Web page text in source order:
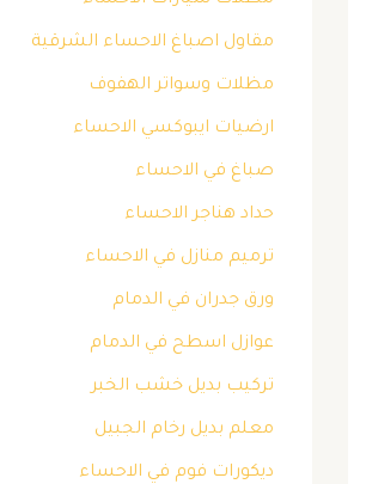
مقاول اصباغ الاحساء الشرقية
مظلات وسواتر الهفوف
ارضيات ايبوكسي الاحساء
صباغ في الاحساء
حداد هناجر الاحساء
ترميم منازل في الاحساء
ورق جدران في الدمام
عوازل اسطح في الدمام
تركيب بديل خشب الخبر
معلم بديل رخام الجبيل
ديكورات فوم في الاحساء